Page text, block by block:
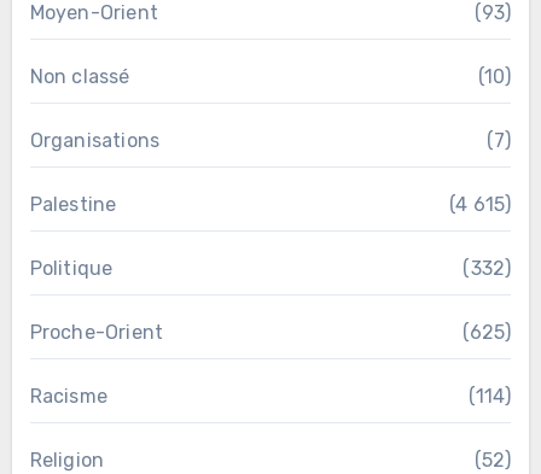
Moyen-Orient (93)
Non classé (10)
Organisations (7)
Palestine (4 615)
Politique (332)
Proche-Orient (625)
Racisme (114)
Religion (52)